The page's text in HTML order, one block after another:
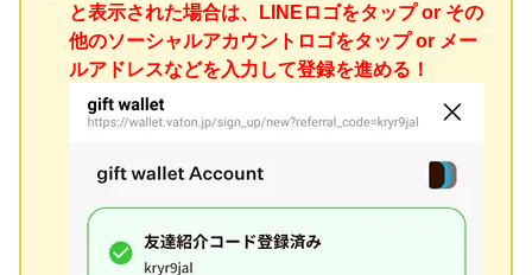
と表示された場合は、LINEロゴをタップ or その
他のソーシャルアカウントロゴをタップ or メー
ルアドレスなどを入力して登録を進める！